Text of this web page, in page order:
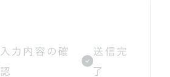
入力内容の確
認
送信完
了